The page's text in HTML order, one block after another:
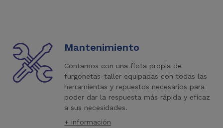
Mantenimiento
Contamos con una flota propia de
furgonetas-taller equipadas con todas las
herramientas y repuestos necesarios para
poder dar la respuesta más rápida y eficaz
a sus necesidades.
+ información